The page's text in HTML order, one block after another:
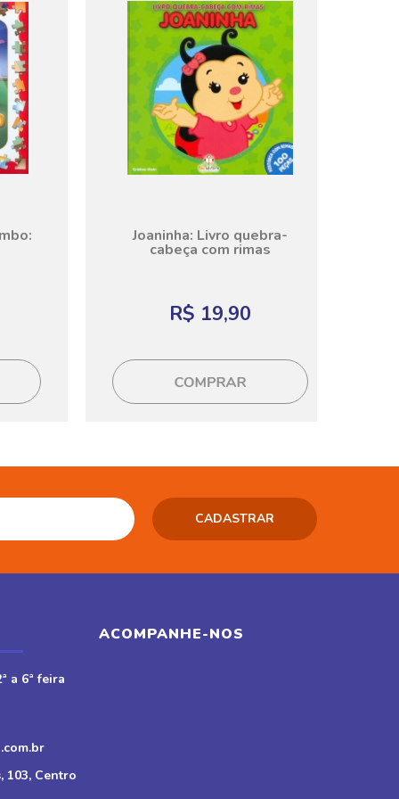
Joaninha: Livro quebra-
cabeça com rimas
R$ 19,90
a 6ª feira
103, Centro
ACOMPANHE-NOS